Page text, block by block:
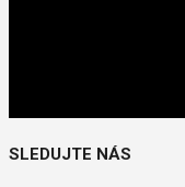
SLEDUJTE NÁS